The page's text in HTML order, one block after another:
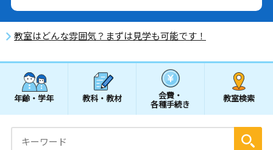
教室はどんな雰囲気？まずは見学も可能です！
年齢・学年 教科・教材 会費・
各種手続き
教室検索